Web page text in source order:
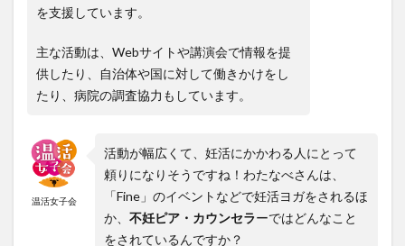
を支援しています。
主な活動は、Webサイトや講演会で情報を提
供したり、自治体や国に対して働きかけをし
たり、病院の調査協力もしています。
温活女子会
活動が幅広くて、妊活にかかわる人にとって
頼りになりそうですね！わたなべさんは、
「Fine」のイベントなどで妊活ヨガをされるほ
か、 不妊ピア・カウンセラーではどんなこと
をされているんですか？